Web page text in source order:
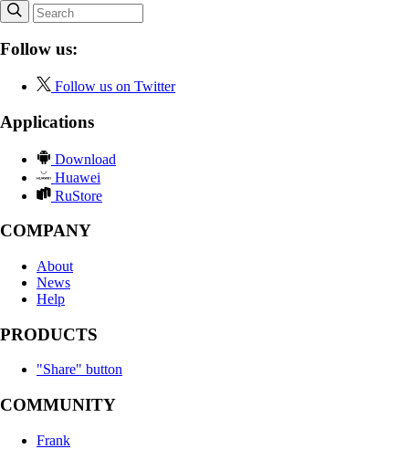
Follow us:
Follow us on Twitter
Applications
Download
Huawei
RuStore
COMPANY
About
News
Help
PRODUCTS
"Share" button
COMMUNITY
Frank